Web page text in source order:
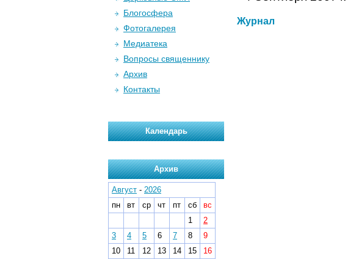
Журнал
Блогосфера
Фотогалерея
Медиатека
Вопросы священнику
Архив
Контакты
Календарь
Архив
Август - 2026
пн
вт ср чт пт сб
вс
1
2
3
4 5 6 7 8
9
10
11 12 13 14 15
16